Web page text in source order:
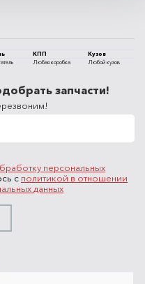
КПП
Кузов
Любая коробка Любой кузов
запчасти!
персональных
с политикой в отношении
данных